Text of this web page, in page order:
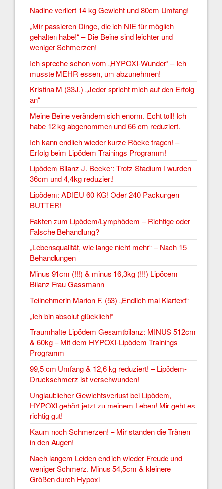
Nadine verliert 14 kg Gewicht und 80cm Umfang!
„Mir passieren Dinge, die ich NIE für möglich
gehalten habe!“ – Die Beine sind leichter und
weniger Schmerzen!
Ich spreche schon vom „HYPOXI-Wunder“ – Ich
musste MEHR essen, um abzunehmen!
Kristina M (33J.) „Jeder spricht mich auf den Erfolg
an“
Meine Beine verändern sich enorm. Echt toll! Ich
habe 12 kg abgenommen und 66 cm reduziert.
Ich kann endlich wieder kurze Röcke tragen! –
Erfolg beim Lipödem Trainings Programm!
Lipödem Bilanz J. Becker: Trotz Stadium I wurden
36cm und 4,4kg reduziert!
Lipödem: ADIEU 60 KG! Oder 240 Packungen
BUTTER!
Fakten zum Lipödem/Lymphödem – Richtige oder
Falsche Behandlung?
„Lebensqualität, wie lange nicht mehr“ – Nach 15
Behandlungen
Minus 91cm (!!!) & minus 16,3kg (!!!) Lipödem
Bilanz Frau Gassmann
Teilnehmerin Marion F. (53) „Endlich mal Klartext“
„Ich bin absolut glücklich!“
Traumhafte Lipödem Gesamtbilanz: MINUS 512cm
& 60kg – Mit dem HYPOXI-Lipödem Trainings
Programm
99,5 cm Umfang & 12,6 kg reduziert! – Lipödem-
Druckschmerz ist verschwunden!
Unglaublicher Gewichtsverlust bei Lipödem,
HYPOXI gehört jetzt zu meinem Leben! Mir geht es
richtig gut!
Kaum noch Schmerzen! – Mir standen die Tränen
in den Augen!
Nach langem Leiden endlich wieder Freude und
weniger Schmerz. Minus 54,5cm & kleinere
Größen durch Hypoxi